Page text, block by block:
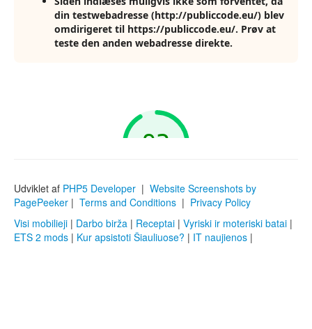
Udviklet af PHP5 Developer | Website Screenshots by
PagePeeker | Terms and Conditions | Privacy Policy
Visi mobilieji | Darbo birža | Receptai | Vyriski ir moteriski batai |
ETS 2 mods | Kur apsistoti Šiauliuose? | IT naujienos |